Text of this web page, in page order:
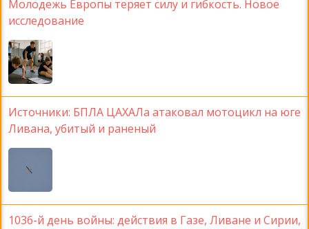
Молодежь Европы теряет силу и гибкость. Новое
исследование
Источники: БПЛА ЦАХАЛа атаковал мотоцикл на юге
Ливана, убитый и раненый
1036-й день войны: действия в Газе, Ливане и Сирии,